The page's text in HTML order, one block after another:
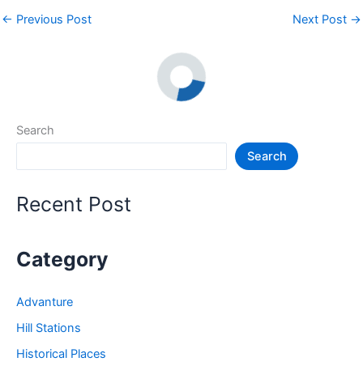
← Previous Post Next Post →
Search
Search
Recent Post
Category
Advanture
Hill Stations
Historical Places